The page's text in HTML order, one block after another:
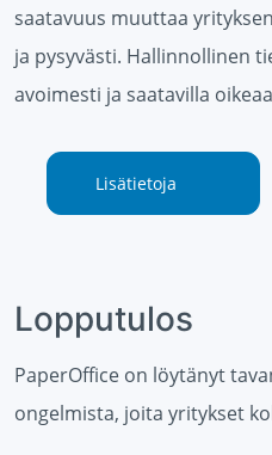
saatavuus muuttaa
ja pysyvästi. Hallinnollinen
avoimesti ja saatavilla
Lisätietoja
Lopputulos
PaperOffice on löytänyt
ongelmista, joita yritykset